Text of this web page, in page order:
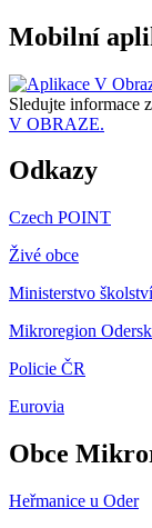
Mobilní
Sledujte informace
V OBRAZE.
Odkazy
Czech POINT
Živé obce
Ministerstvo školství
Mikroregion
Policie ČR
Eurovia
Obce
Heřmanice u Oder